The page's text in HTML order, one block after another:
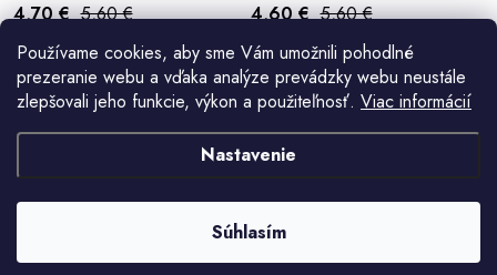
Používame cookies, aby sme Vám umožnili pohodlné
prezeranie webu a vďaka analýze prevádzky webu neustále
zlepšovali jeho funkcie, výkon a použiteľnosť. Viac informácií
Nastavenie
Súhlasím
4,70 € 5,60 € 4,60 € 5,60 €